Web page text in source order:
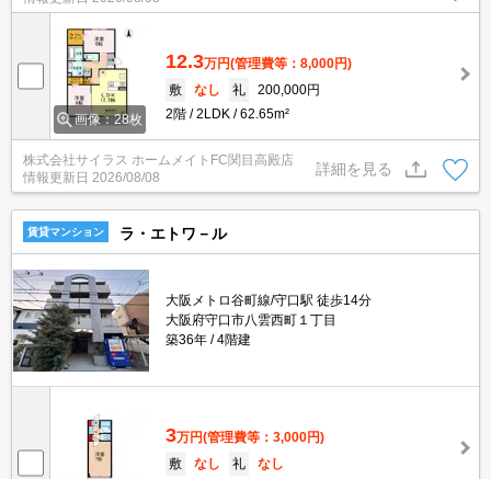
画像：28枚
12.3万円(管理費等：8,000円)
敷
なし 礼
200,000円
2階
2LDK 62.65m²
株式会社サイラス ホームメイトFC関目高殿店
情報更新日 2026/08/08
詳細を見る
賃貸マンション ラ・エトワ－ル
大阪メトロ谷町線/守口駅 徒歩14分
大阪府守口市八雲西町１丁目
築36年
4階建
3万円(管理費等：3,000円)
敷
なし 礼
なし